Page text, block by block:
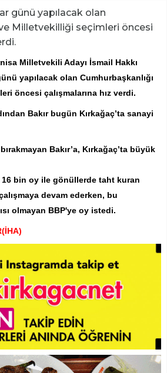
günü yapılacak olan
Milletvekilliği seçimleri öncesi
Milletvekili Adayı İsmail Hakkı
yapılacak olan Cumhurbaşkanlığı
öncesi çalışmalarına hız verdi.
Bakır bugün Kırkağaç’ta sanayi
Bakır’a, Kırkağaç’ta büyük
16 bin oy ile gönüllerde taht kuran
devam ederken, bu
olmayan BBP'ye oy istedi.